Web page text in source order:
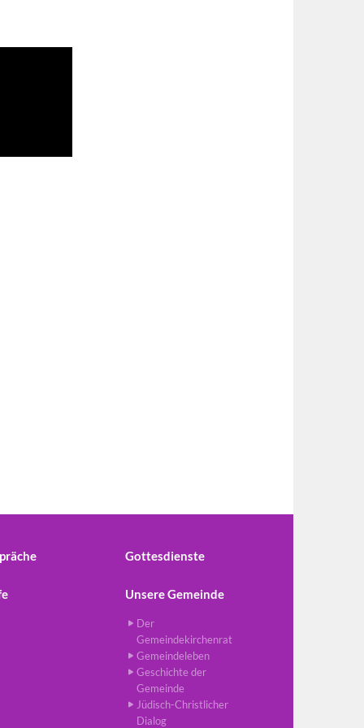
Gottesdienste
Unsere Gemeinde
Der
Gemeindekirchenrat
Gemeindeleben
Geschichte der
Gemeinde
Jüdisch-Christlicher
Dialog